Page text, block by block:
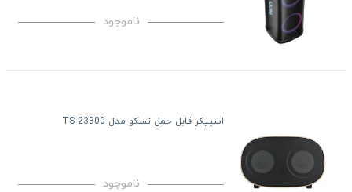
ناموجود
اسپیکر قابل حمل تسکو مدل TS 23300
ناموجود